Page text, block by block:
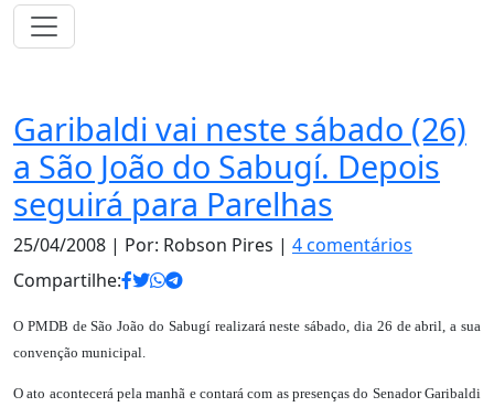
Garibaldi vai neste sábado (26)
a São João do Sabugí. Depois
seguirá para Parelhas
25/04/2008 | Por: Robson Pires | 4 comentários
Compartilhe:
O PMDB de São João do Sabugí realizará neste sábado, dia 26 de abril, a sua
convenção municipal.
O ato acontecerá pela manhã e contará com as presenças do Senador Garibaldi